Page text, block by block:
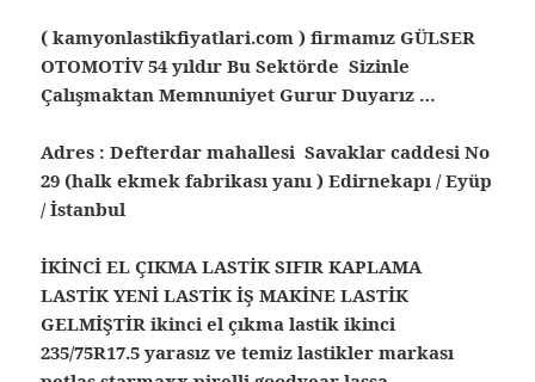
( kamyonlastikfiyatlari.com ) firmamız GÜLSER
OTOMOTİV 54 yıldır Bu Sektörde Sizinle
Çalışmaktan Memnuniyet Gurur Duyarız …
Adres : Defterdar mahallesi Savaklar caddesi No
29 (halk ekmek fabrikası yanı ) Edirnekapı / Eyüp
/ İstanbul
İKİNCİ EL ÇIKMA LASTİK SIFIR KAPLAMA
LASTİK YENİ LASTİK İŞ MAKİNE LASTİK
GELMİŞTİR ikinci el çıkma lastik ikinci
235/75R17.5 yarasız ve temiz lastikler markası